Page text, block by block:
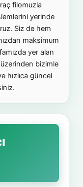
filomuzla
yerinde
Siz de hem
maksimum
yer alan
üzerinden bizimle
hızlıca güncel